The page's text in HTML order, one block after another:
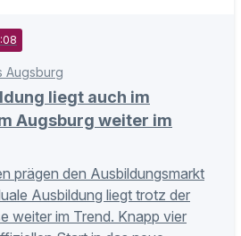
Augsburg
liegt auch im
Augsburg weiter im
prägen den Ausbildungsmarkt
Ausbildung liegt trotz der
weiter im Trend. Knapp vier